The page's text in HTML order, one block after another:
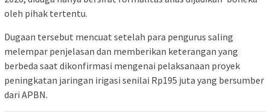
oleh pihak tertentu.
Dugaan tersebut mencuat setelah para pengurus saling
melempar penjelasan dan memberikan keterangan yang
berbeda saat dikonfirmasi mengenai pelaksanaan proyek
peningkatan jaringan irigasi senilai Rp195 juta yang bersumber
dari APBN.